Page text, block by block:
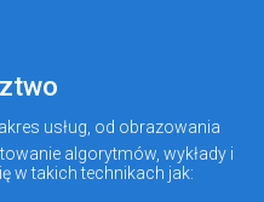
usług, od obrazowania
algorytmów, wykłady i
w takich technikach jak: